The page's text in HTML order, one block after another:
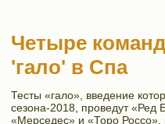
Четыре
'гало' в Спа
Тесты «гало», введение
сезона-2018, проведут «Ред
«Мерседес» и «Торо Россо»,